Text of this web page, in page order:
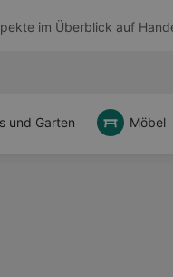
im Überblick auf
und Garten Möbel